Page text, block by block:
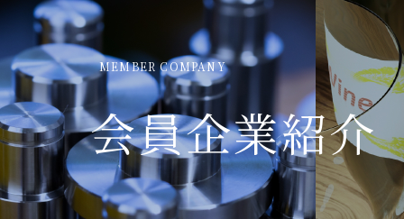
MEMBER COMPANY
会員企業紹介